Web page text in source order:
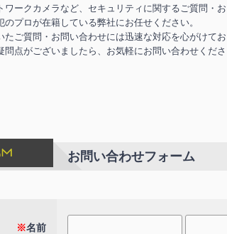
ワークカメラなど、セキュリティに関するご質問・お
のプロが在籍している弊社にお任せください。
たご質問・お問い合わせには迅速な対応を心がけてお
問点がございましたら、お気軽にお問い合わせくださ
お問い合わせフォーム
※名前